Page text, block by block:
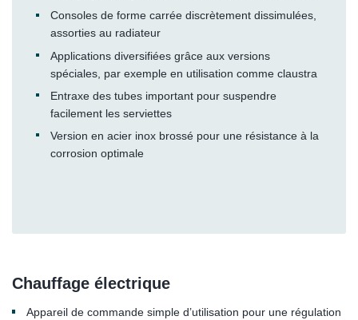
Consoles de forme carrée discrètement dissimulées,
assorties au radiateur
Applications diversifiées grâce aux versions
spéciales, par exemple en utilisation comme claustra
Entraxe des tubes important pour suspendre
facilement les serviettes
Version en acier inox brossé pour une résistance à la
corrosion optimale
Chauffage électrique
Appareil de commande simple d’utilisation pour une régulation